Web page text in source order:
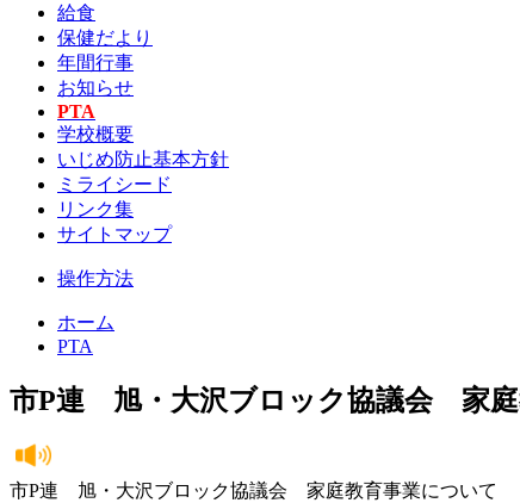
給食
保健だより
年間行事
お知らせ
PTA
学校概要
いじめ防止基本方針
ミライシード
リンク集
サイトマップ
操作方法
ホーム
PTA
市P連 旭・大沢ブロック協議会 家庭
市P連 旭・大沢ブロック協議会 家庭教育事業について